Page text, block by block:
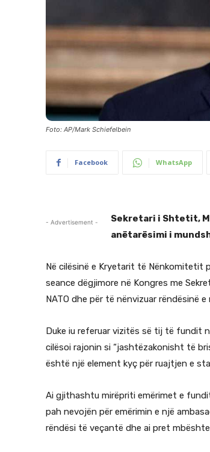
Foto: AP/Mark Schiefelbein
Facebook WhatsApp
- Advertisement -
Sekretari i Shtetit,
anëtarësimi i
Në cilësinë e Kryetarit të Nënkomitetit
seance dëgjimore në Kongres me
NATO dhe për të nënvizuar rëndësinë
Duke iu referuar vizitës së tij të fundit
cilësoi rajonin si “jashtëzakonisht të
është një element kyç për ruajtjen e
Ai gjithashtu mirëpriti emërimet e
pah nevojën për emërimin e një
rëndësi të veçantë dhe ai pret